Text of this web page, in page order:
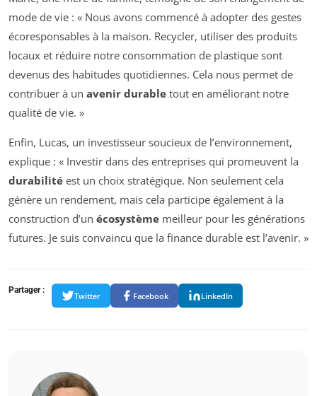
mode de vie : « Nous avons commencé à adopter des gestes
écoresponsables à la maison. Recycler, utiliser des produits
locaux et réduire notre consommation de plastique sont
devenus des habitudes quotidiennes. Cela nous permet de
contribuer à un avenir durable tout en améliorant notre
qualité de vie. »
Enfin, Lucas, un investisseur soucieux de l’environnement,
explique : « Investir dans des entreprises qui promeuvent la
durabilité est un choix stratégique. Non seulement cela
génère un rendement, mais cela participe également à la
construction d’un écosystème meilleur pour les générations
futures. Je suis convaincu que la finance durable est l’avenir. »
Partager :
Twitter Facebook LinkedIn